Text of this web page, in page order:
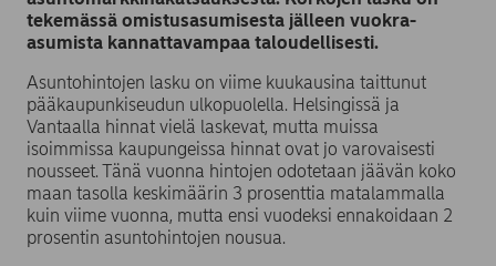
tekemässä omistusasumisesta jälleen vuokra-
asumista kannattavampaa taloudellisesti.
Asuntohintojen lasku on viime kuukausina taittunut
pääkaupunkiseudun ulkopuolella. Helsingissä ja
Vantaalla hinnat vielä laskevat, mutta muissa
isoimmissa kaupungeissa hinnat ovat jo varovaisesti
nousseet. Tänä vuonna hintojen odotetaan jäävän koko
maan tasolla keskimäärin 3 prosenttia matalammalla
kuin viime vuonna, mutta ensi vuodeksi ennakoidaan 2
prosentin asuntohintojen nousua.